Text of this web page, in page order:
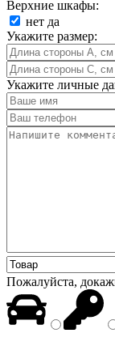
Верхние шкафы:
нет да
Укажите размер:
Укажите личные
Пожалуйста,